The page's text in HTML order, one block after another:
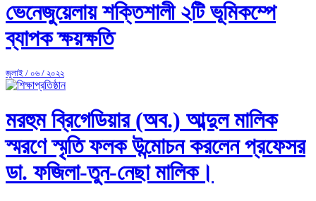
ভেনেজুয়েলায় শক্তিশালী ২টি ভূমিকম্পে
ব্যাপক ক্ষয়ক্ষতি
জুলাই / ০৬ / ২০২২
মরহুম ব্রিগেডিয়ার (অব.) আব্দুল মালিক
স্মরণে স্মৃতি ফলক উন্মোচন করলেন প্রফেসর
ডা. ফজিলা-তুন-নেছা মালিক।